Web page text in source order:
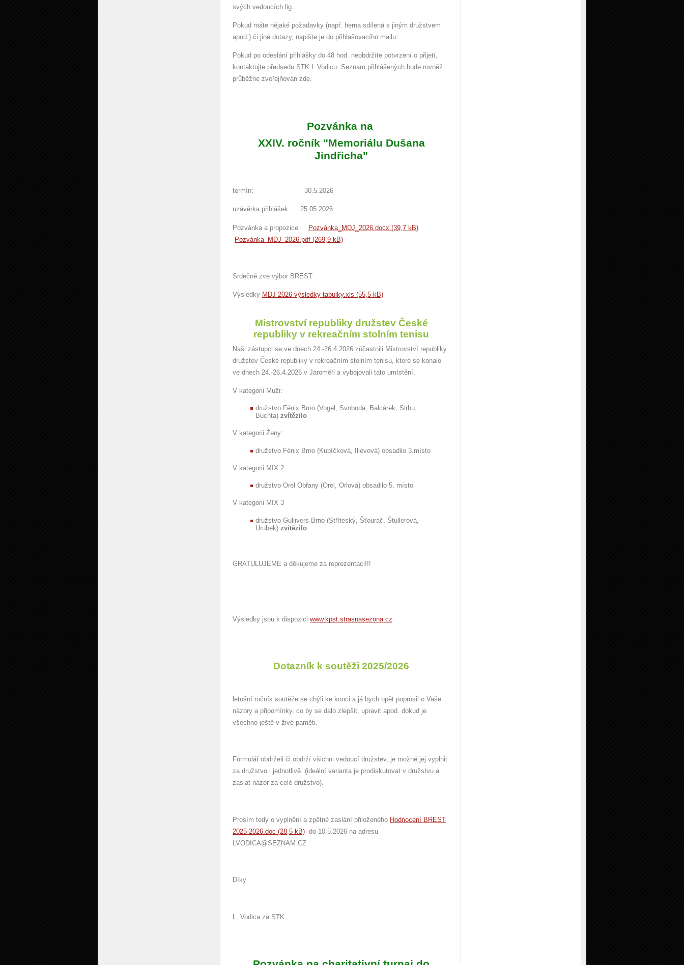
svých vedoucích lig..
Pokud máte nějaké požadavky (např. herna sdílená s jiným družstvem
apod.) či jiné dotazy, napište je do přihlašovacího mailu.
Pokud po odeslání přihlášky do 48 hod. neobdržíte potvrzení o přijetí,
kontaktujte předsedu STK L.Vodicu. Seznam přihlášených bude rovněž
průběžne zveřejňován zde.
Pozvánka na
XXIV. ročník "Memoriálu Dušana
Jindřicha"
termín: 30.5.2026
uzávěrka přihlášek: 25.05.2026
Pozvánka a propozice Pozvánka_MDJ_2026.docx (39,7 kB)
Pozvánka_MDJ_2026.pdf (269,9 kB)
Srdečně zve výbor BREST
Výsledky MDJ 2026-výsledky tabulky.xls (55,5 kB)
Mistrovství republiky družstev České
republiky v rekreačním stolním tenisu
Naši zástupci se ve dnech 24.-26.4.2026 zúčastnili Mistrovství republiky
družstev České republiky v rekreačním stolním tenisu, které se konalo
ve dnech 24.-26.4.2026 v Jaroměři a vybojovali tato umístění.
V kategorii Muži:
družstvo Fénix Brno (Vogel, Svoboda, Balcárek, Sirbu,
Buchta) zvítězilo
V kategorii Ženy:
družstvo Fénix Brno (Kubíčková, Ilievová) obsadilo 3.místo
V kategorii MIX 2
družstvo Orel Obřany (Orel, Orlová) obsadilo 5. místo
V kategorii MIX 3
družstvo Gullivers Brno (Stříteský, Šťourač, Štullerová,
Urubek) zvítězilo
GRATULUJEME a děkujeme za reprezentaci!!!
Výsledky jsou k dispozici www.kpst.strasnasezona.cz
Dotazník k soutěži 2025/2026
letošní ročník soutěže se chýli ke konci a já bych opět poprosil o Vaše
názory a připomínky, co by se dalo zlepšit, upravit apod. dokud je
všechno ještě v živé paměti.
Formulář obdrželi či obdrží všichni vedoucí družstev, je možné jej vyplnit
za družstvo i jednotlivě. (ideální varianta je prodiskutovat v družstvu a
zaslat názor za celé družstvo).
Prosím tedy o vyplnění a zpětné zaslání přiloženého Hodnocení BREST
2025-2026.doc (28,5 kB) do 10.5.2026 na adresu
LVODICA@SEZNAM.CZ
Díky
L. Vodica za STK